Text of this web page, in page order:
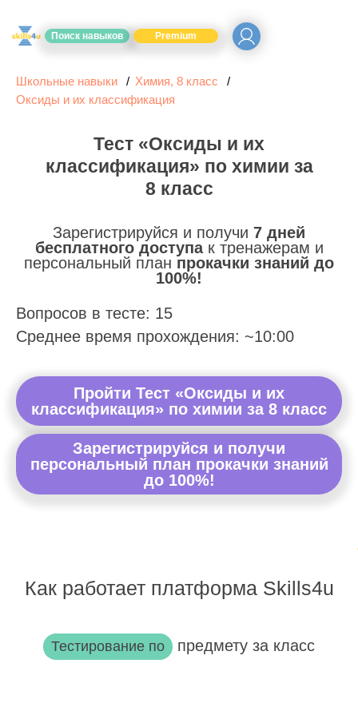
Поиск навыков Premium
Школьные навыки
Химия, 8 класс
Оксиды и их классификация
Тест «Оксиды и их
классификация» по химии за
8 класс
Зарегистрируйся и получи 7 дней
бесплатного доступак тренажерам и
персональный план прокачки знаний до
100%!
Вопросов в тесте: 15
Среднее время прохождения: ~10:00
Пройти Тест «Оксиды и их
классификация» по химии за 8 класс
Зарегистрируйся и получи
персональный план прокачки знаний
до 100%!
Как работает платформа Skills4u
Тестирование по предмету за класс